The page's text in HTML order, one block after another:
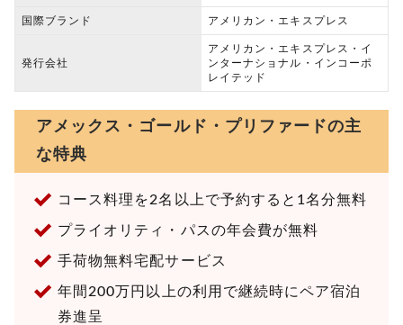
国際ブランド アメリカン・エキスプレス
発行会社
アメリカン・エキスプレス・イ
ンターナショナル・インコーポ
レイテッド
アメックス・ゴールド・プリファードの主
な特典
コース料理を2名以上で予約すると1名分無料
プライオリティ・パスの年会費が無料
手荷物無料宅配サービス
年間200万円以上の利用で継続時にペア宿泊
券進呈